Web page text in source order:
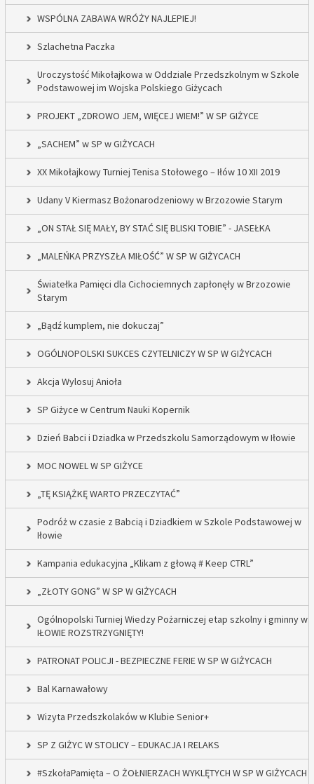
WSPÓLNA ZABAWA WRÓŻY NAJLEPIEJ!
Szlachetna Paczka
Uroczystość Mikołajkowa w Oddziale Przedszkolnym w Szkole
Podstawowej im Wojska Polskiego Giżycach
PROJEKT „ZDROWO JEM, WIĘCEJ WIEM!” W SP GIŻYCE
„SACHEM” w SP w GIŻYCACH
XX Mikołajkowy Turniej Tenisa Stołowego – Iłów 10 XII 2019
Udany V Kiermasz Bożonarodzeniowy w Brzozowie Starym
„ON STAŁ SIĘ MAŁY, BY STAĆ SIĘ BLISKI TOBIE” - JASEŁKA
„MALEŃKA PRZYSZŁA MIŁOŚĆ” W SP W GIŻYCACH
Światełka Pamięci dla Cichociemnych zapłonęły w Brzozowie
Starym
„Bądź kumplem, nie dokuczaj”
OGÓLNOPOLSKI SUKCES CZYTELNICZY W SP W GIŻYCACH
Akcja Wylosuj Anioła
SP Giżyce w Centrum Nauki Kopernik
Dzień Babci i Dziadka w Przedszkolu Samorządowym w Iłowie
MOC NOWEL W SP GIŻYCE
„TĘ KSIĄŻKĘ WARTO PRZECZYTAĆ”
Podróż w czasie z Babcią i Dziadkiem w Szkole Podstawowej w
Iłowie
Kampania edukacyjna „Klikam z głową # Keep CTRL”
„ZŁOTY GONG” W SP W GIŻYCACH
Ogólnopolski Turniej Wiedzy Pożarniczej etap szkolny i gminny w
IŁOWIE ROZSTRZYGNIĘTY!
PATRONAT POLICJI - BEZPIECZNE FERIE W SP W GIŻYCACH
Bal Karnawałowy
Wizyta Przedszkolaków w Klubie Senior+
SP Z GIŻYC W STOLICY – EDUKACJA I RELAKS
#SzkołaPamięta – O ŻOŁNIERZACH WYKLĘTYCH W SP W GIŻYCACH